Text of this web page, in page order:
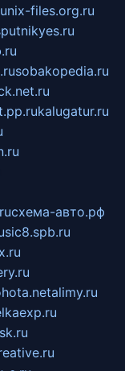
nix-files.org.ru
sobakopedia.ru
kalugatur.ru
схема-авто.рф
alimy.ru